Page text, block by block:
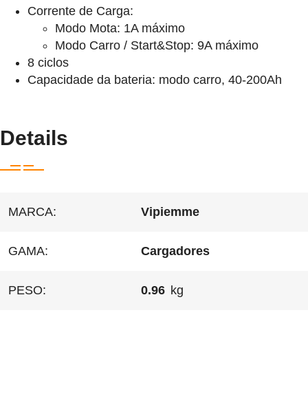
Corrente de Carga:
Modo Mota: 1A máximo
Modo Carro / Start&Stop: 9A máximo
8 ciclos
Capacidade da bateria: modo carro, 40-200Ah
Details
MARCA: Vipiemme
GAMA: Cargadores
PESO: 0.96 kg